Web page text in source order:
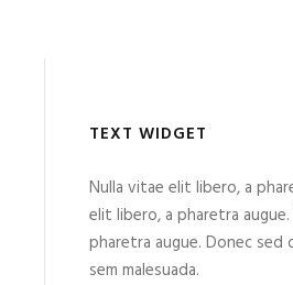
TEXT WIDGET
Nulla vitae elit libero, a
elit libero, a pharetra
pharetra augue. Donec sed
sem malesuada.